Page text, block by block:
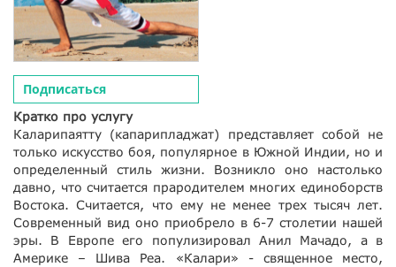
Подписаться
Кратко про услугу
Каларипаятту (капарипладжат) представляет собой не
только искусство боя, популярное в Южной Индии, но и
определенный стиль жизни. Возникло оно настолько
давно, что считается прародителем многих единоборств
Востока. Считается, что ему не менее трех тысяч лет.
Современный вид оно приобрело в 6-7 столетии нашей
эры. В Европе его популизировал Анил Мачадо, а в
Америке – Шива Реа. «Калари» - священное место,